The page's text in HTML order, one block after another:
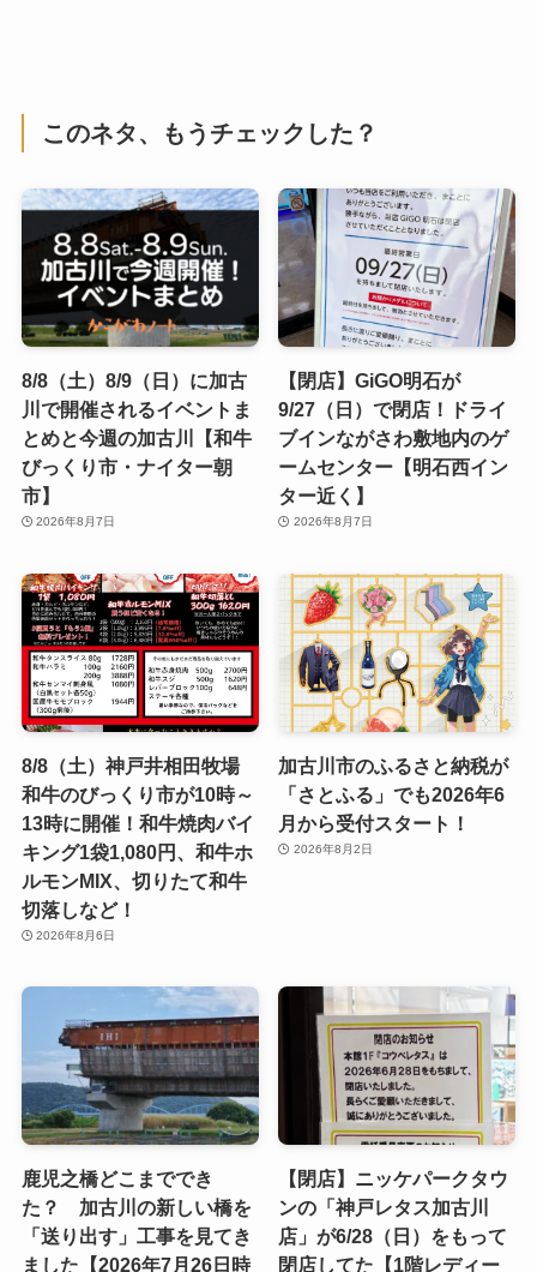
このネタ、もうチェックした？
8/8（土）8/9（日）に加古
川で開催されるイベントま
とめと今週の加古川【和牛
びっくり市・ナイター朝
市】
2026年8月7日
【閉店】GiGO明石が
9/27（日）で閉店！ドライ
ブインながさわ敷地内のゲ
ームセンター【明石西イン
ター近く】
2026年8月7日
8/8（土）神戸井相田牧場
和牛のびっくり市が10時～
13時に開催！和牛焼肉バイ
キング1袋1,080円、和牛ホ
ルモンMIX、切りたて和牛
切落しなど！
2026年8月6日
加古川市のふるさと納税が
「さとふる」でも2026年6
月から受付スタート！
2026年8月2日
鹿児之橋どこまででき
た？ 加古川の新しい橋を
「送り出す」工事を見てき
ました【2026年7月26日時
【閉店】ニッケパークタウ
ンの「神戸レタス加古川
店」が6/28（日）をもって
閉店してた【1階レディー